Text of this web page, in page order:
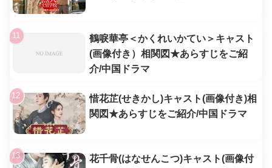
鶴唳華亭＜かくれいかてい＞キャスト
(画像付き）相関図★あらすじをご紹
介/中国ドラマ
惜花芷(せきかし)キャスト(画像付き)相
関図★あらすじをご紹介/中国ドラマ
花千骨(はなせんこつ)キャスト(画像付